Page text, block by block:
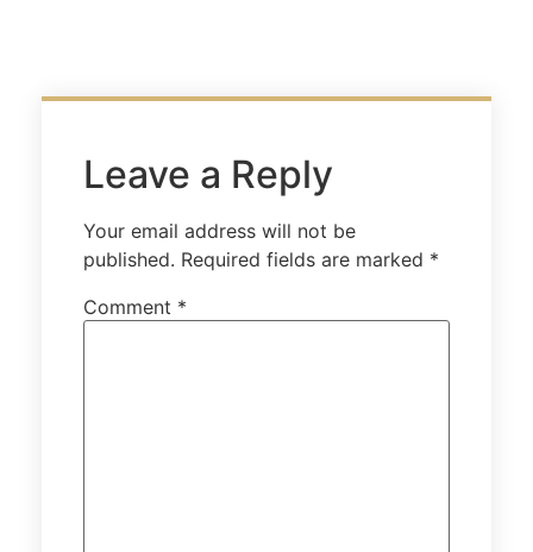
Leave a Reply
Your email address will not be
published. Required fields are marked *
Comment *